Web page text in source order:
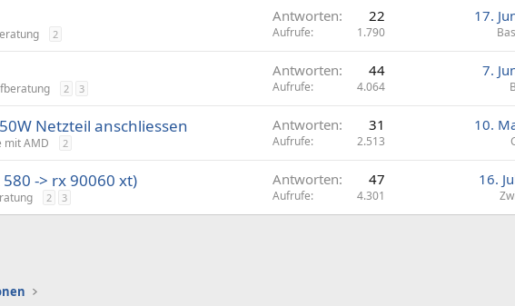
2
Antworten 22
Aufrufe 1.790
17.
2 3
Antworten 44
Aufrufe 4.064
7.
Netzteil anschliessen
mit AMD 2
Antworten 31
Aufrufe 2.513
10.
-> rx 90060 xt)
2 3
Antworten 47
Aufrufe 4.301
16.